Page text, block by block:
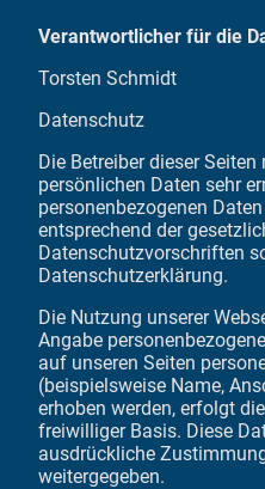
Verantwortlicher für die
Torsten Schmidt
Datenschutz
Die Betreiber dieser
persönlichen Daten sehr
personenbezogenen
entsprechend der
Datenschutzvorschriften
Datenschutzerklärung.
Die Nutzung unserer
Angabe
auf unseren Seiten
(beispielsweise Name,
erhoben werden, erfolgt
freiwilliger Basis. Diese
ausdrückliche
weitergegeben.